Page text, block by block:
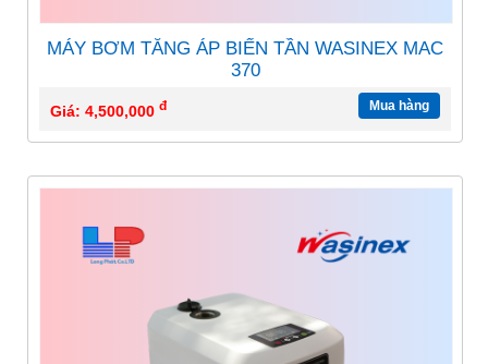
MÁY BƠM TĂNG ÁP BIẾN TẦN WASINEX MAC
370
Giá: 4,500,000 đ Mua hàng